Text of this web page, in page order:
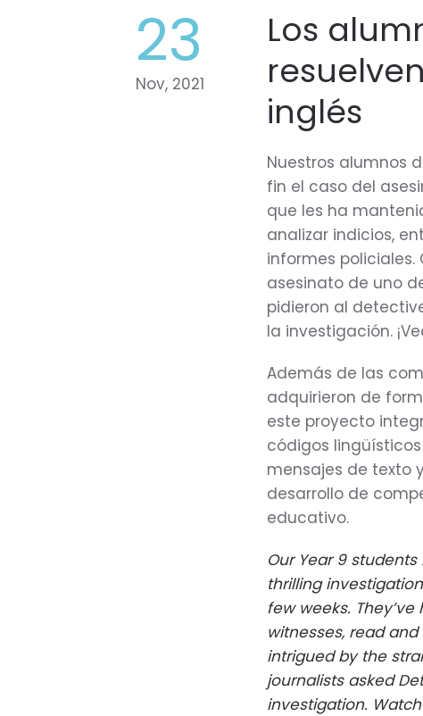
23
Nov, 2021
Los
inglés
Nuestros alumnos
fin el caso del
que les ha
analizar indicios,
informes
asesinato de uno
pidieron al
la investigación.
Además de las
adquirieron de
este proyecto
códigos
mensajes de texto
desarrollo de
educativo.
Our Year 9
thrilling
few weeks.
witnesses, read
intrigued by the
journalists asked
investigation.